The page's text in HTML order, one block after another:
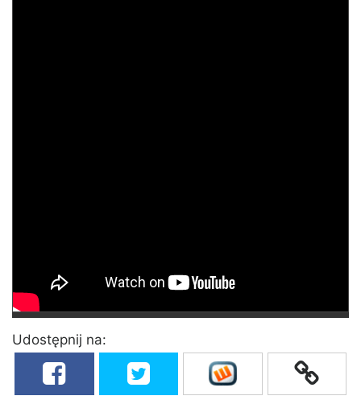
Udostępnij na: